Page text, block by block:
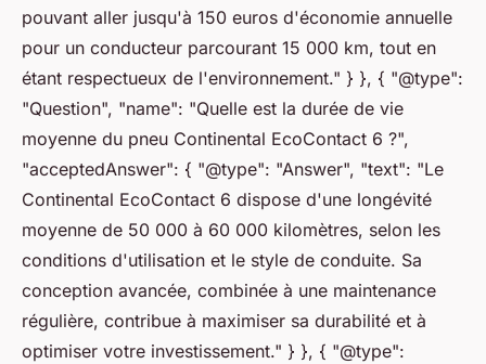
pouvant aller jusqu'à 150 euros d'économie annuelle
pour un conducteur parcourant 15 000 km, tout en
étant respectueux de l'environnement." } }, { "@type":
"Question", "name": "Quelle est la durée de vie
moyenne du pneu Continental EcoContact 6 ?",
"acceptedAnswer": { "@type": "Answer", "text": "Le
Continental EcoContact 6 dispose d'une longévité
moyenne de 50 000 à 60 000 kilomètres, selon les
conditions d'utilisation et le style de conduite. Sa
conception avancée, combinée à une maintenance
régulière, contribue à maximiser sa durabilité et à
optimiser votre investissement." } }, { "@type":